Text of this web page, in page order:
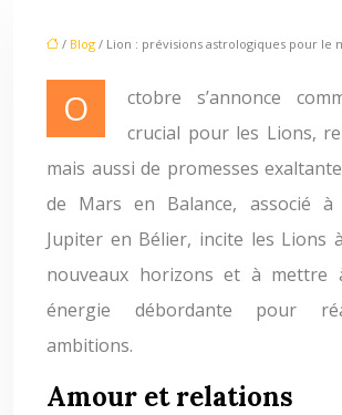
/ Blog / Lion : prévisions astrologiques pour le
Octobre s’annonce comme un mois
crucial pour les Lions,
mais aussi de promesses
de Mars en Balance, associé à
Jupiter en Bélier, incite les Lions
nouveaux horizons et à
énergie débordante pour
ambitions.
Amour et relations